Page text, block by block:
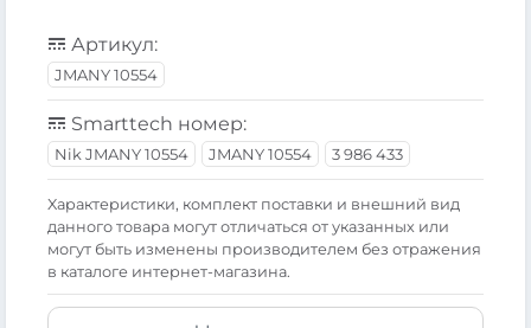
Артикул:
JMANY 10554
Smarttech номер:
Nik JMANY 10554 JMANY 10554 3 986 433
Xарактеристики, комплект поставки и внешний вид
данного товара могут отличаться от указанных или
могут быть изменены производителем без отражения
в каталоге интернет-магазина.